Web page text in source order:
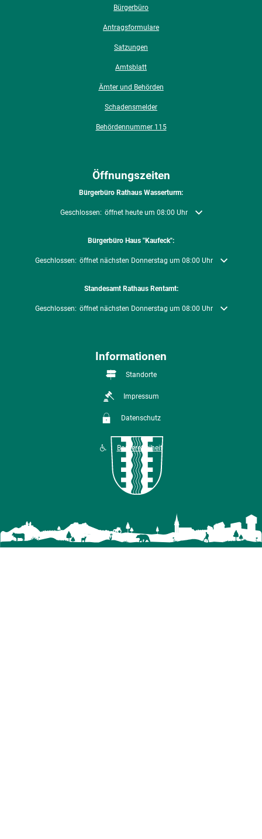
Bürgerbüro
Antragsformulare
Satzungen
Amtsblatt
Ämter und Behörden
Schadensmelder
Behördennummer 115
Öffnungszeiten
Bürgerbüro Rathaus Wasserturm:
Klicken, um weitere Öffnungs- oder Schließzeiten auszublenden
Geschlossen: öffnet heute um 08:00 Uhr
Bürgerbüro Haus "Kaufeck":
Klicken, um weitere Öffnungs- oder Schließzeiten auszublenden
Geschlossen: öffnet nächsten Donnerstag um 08:00 Uhr
Standesamt Rathaus Rentamt:
Klicken, um weitere Öffnungs- oder Schließzeiten auszublenden
Geschlossen: öffnet nächsten Donnerstag um 08:00 Uhr
Informationen
Standorte
Impressum
Datenschutz
Barrierefreiheit